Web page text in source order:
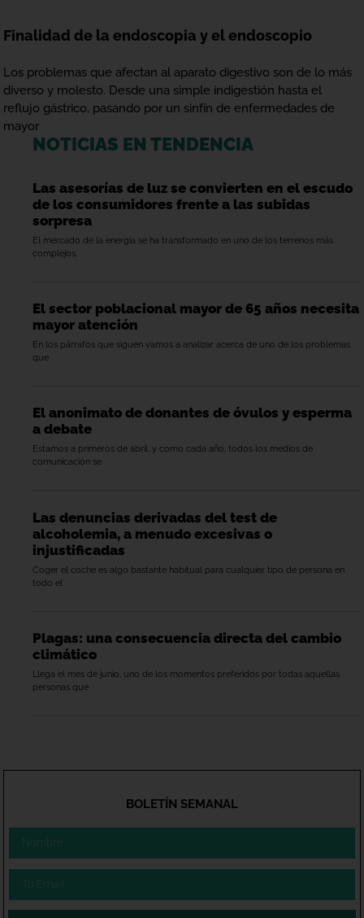
Finalidad de la endoscopia y el endoscopio
Los problemas que afectan al aparato digestivo son de lo más
diverso y molesto. Desde una simple indigestión hasta el
reflujo gástrico, pasando por un sinfín de enfermedades de
mayor
NOTICIAS EN TENDENCIA
Las asesorías de luz se convierten en el escudo
de los consumidores frente a las subidas
sorpresa
El mercado de la energía se ha transformado en uno de los terrenos más
complejos,
El sector poblacional mayor de 65 años necesita
mayor atención
En los párrafos que siguen vamos a analizar acerca de uno de los problemas
que
El anonimato de donantes de óvulos y esperma
a debate
Estamos a primeros de abril, y como cada año, todos los medios de
comunicación se
Las denuncias derivadas del test de
alcoholemia, a menudo excesivas o
injustificadas
Coger el coche es algo bastante habitual para cualquier tipo de persona en
todo el
Plagas: una consecuencia directa del cambio
climático
Llega el mes de junio, uno de los momentos preferidos por todas aquellas
personas que
BOLETÍN SEMANAL